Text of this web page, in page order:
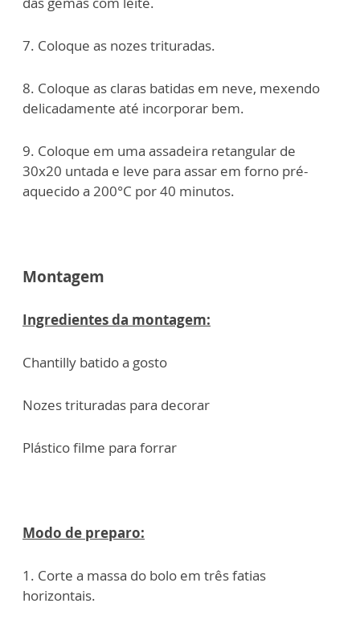
7. Coloque as nozes trituradas.
8. Coloque as claras batidas em neve, mexendo
delicadamente até incorporar bem.
9. Coloque em uma assadeira retangular de
30x20 untada e leve para assar em forno pré-
aquecido a 200°C por 40 minutos.
Montagem
Ingredientes da montagem:
Chantilly batido a gosto
Nozes trituradas para decorar
Plástico filme para forrar
Modo de preparo:
1. Corte a massa do bolo em três fatias
horizontais.